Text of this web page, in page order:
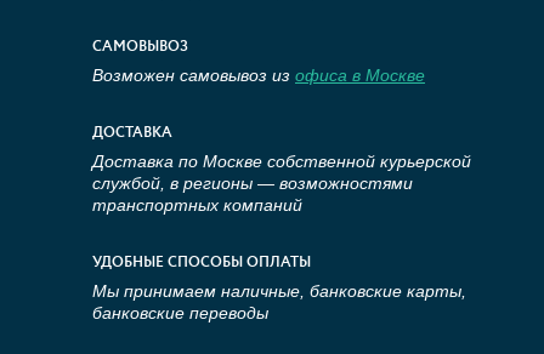
САМОВЫВОЗ
Возможен самовывоз из офиса в Москве
ДОСТАВКА
Доставка по Москве собственной курьерской
службой, в регионы — возможностями
транспортных компаний
УДОБНЫЕ СПОСОБЫ ОПЛАТЫ
Мы принимаем наличные, банковские карты,
банковские переводы